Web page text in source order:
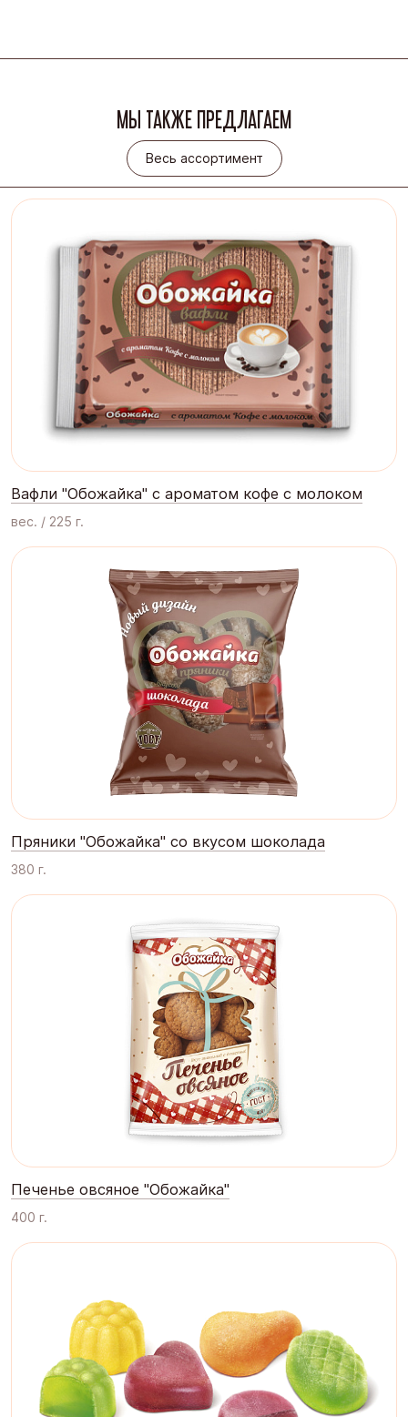
МЫ ТАКЖЕ ПРЕДЛАГАЕМ
Весь ассортимент
Весь ассортимент
Вафли "Обожайка" с ароматом кофе с молоком
вес. / 225 г.
Пряники "Обожайка" со вкусом шоколада
380 г.
Печенье овсяное "Обожайка"
400 г.